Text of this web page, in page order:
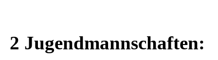
2 Jugendmannschaften: